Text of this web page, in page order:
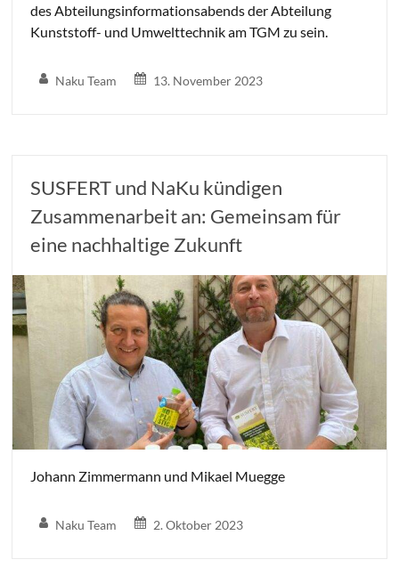
des Abteilungsinformationsabends der Abteilung
Kunststoff- und Umwelttechnik am TGM zu sein.
Naku Team 13. November 2023
SUSFERT und NaKu kündigen
Zusammenarbeit an: Gemeinsam für
eine nachhaltige Zukunft
Johann Zimmermann und Mikael Muegge
Naku Team 2. Oktober 2023